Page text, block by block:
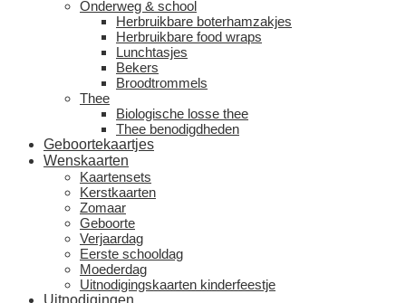
Onderweg & school
Herbruikbare boterhamzakjes
Herbruikbare food wraps
Lunchtasjes
Bekers
Broodtrommels
Thee
Biologische losse thee
Thee benodigdheden
Geboortekaartjes
Wenskaarten
Kaartensets
Kerstkaarten
Zomaar
Geboorte
Verjaardag
Eerste schooldag
Moederdag
Uitnodigingskaarten kinderfeestje
Uitnodigingen